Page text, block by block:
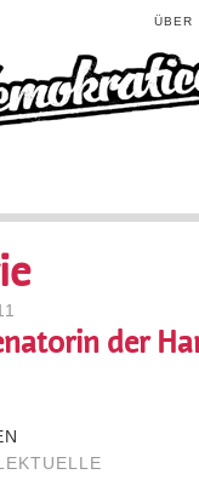
ÜBER
der